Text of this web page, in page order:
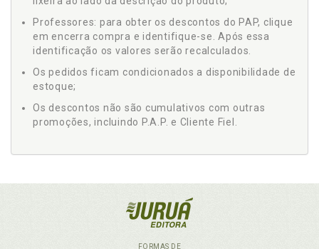
Professores: para obter os descontos do PAP, clique
em encerra compra e identifique-se. Após essa
identificação os valores serão recalculados.
Os pedidos ficam condicionados a disponibilidade de
estoque;
Os descontos não são cumulativos com outras
promoções, incluindo P.A.P. e Cliente Fiel.
FORMAS DE